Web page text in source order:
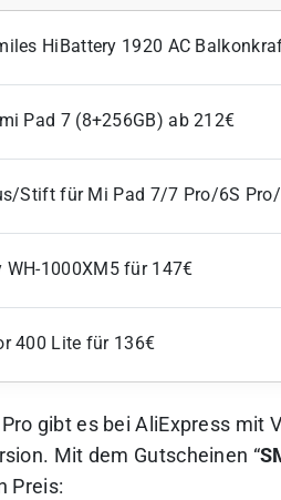
HiBattery 1920 AC
Pad 7 (8+256GB) ab 212€
Stift für Mi Pad 7/7 Pro/6S
WH-1000XM5 für 147€
400 Lite für 136€
gibt es bei AliExpress mit
Mit dem Gutscheinen “
Preis: